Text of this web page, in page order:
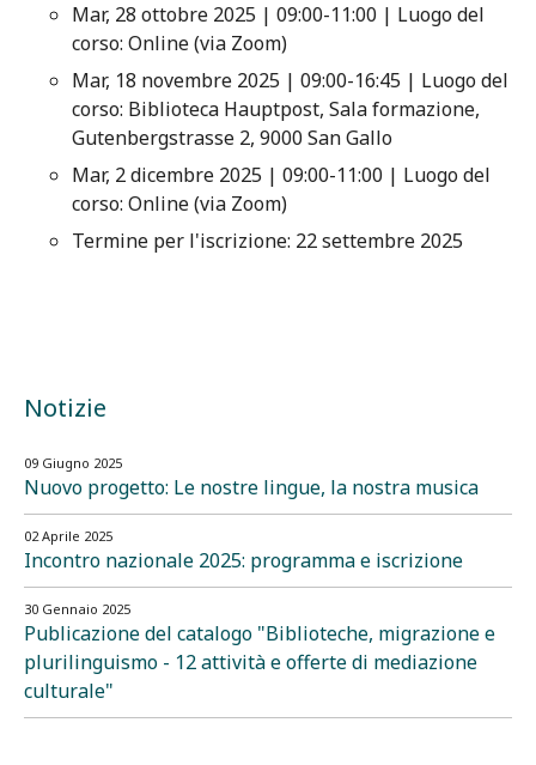
Mar, 28 ottobre 2025 | 09:00-11:00 | Luogo del
corso: Online (via Zoom)
Mar, 18 novembre 2025 | 09:00-16:45 | Luogo del
corso: Biblioteca Hauptpost, Sala formazione,
Gutenbergstrasse 2, 9000 San Gallo
Mar, 2 dicembre 2025 | 09:00-11:00 | Luogo del
corso: Online (via Zoom)
Termine per l'iscrizione: 22 settembre 2025
Notizie
09 Giugno 2025
Nuovo progetto: Le nostre lingue, la nostra musica
02 Aprile 2025
Incontro nazionale 2025: programma e iscrizione
30 Gennaio 2025
Publicazione del catalogo "Biblioteche, migrazione e
plurilinguismo - 12 attività e offerte di mediazione
culturale"